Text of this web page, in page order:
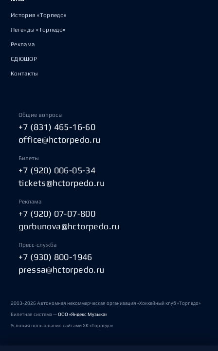
История «Торпедо»
Легенды «Торпедо»
Реклама
СДЮШОР
Контакты
Общие вопросы
+7 (831) 465-16-60
office@hctorpedo.ru
Билеты
+7 (920) 006-05-34
tickets@hctorpedo.ru
Реклама
+7 (920) 07-07-800
gorbunova@hctorpedo.ru
Пресс-служба
+7 (930) 800-1946
pressa@hctorpedo.ru
2003-2026 Автономная некоммерческая организация «Хоккейный клуб «Торпедо»
Билетная система —ООО «Яндекс Музыка»
Условия пользования сайтами ХК «Торпедо»